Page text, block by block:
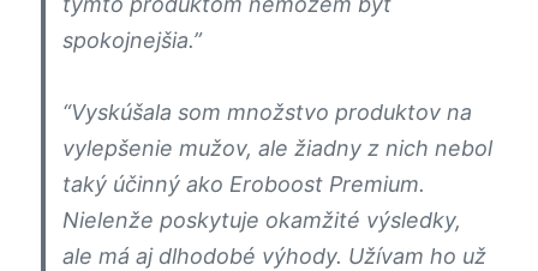
spokojnejšia.”
“Vyskúšala som množstvo produktov na
vylepšenie mužov, ale žiadny z nich nebol
taký účinný ako Eroboost Premium.
Nielenže poskytuje okamžité výsledky,
ale má aj dlhodobé výhody. Užívam ho už